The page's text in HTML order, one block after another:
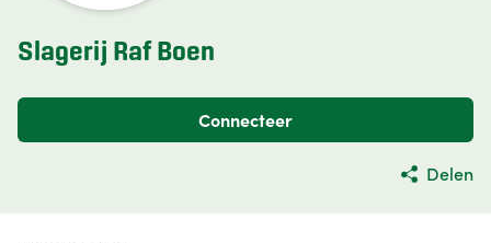
Slagerij Raf Boen
Connecteer
Delen